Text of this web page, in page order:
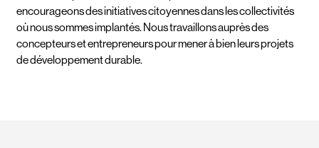
encourageons des initiatives citoyennes dans les collectivités
où nous sommes implantés. Nous travaillons auprès des
concepteurs et entrepreneurs pour mener à bien leurs projets
de développement durable.